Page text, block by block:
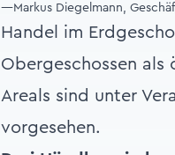
—Markus Diegelmann,
Handel im
Obergeschossen
Areals sind unter
vorgesehen.